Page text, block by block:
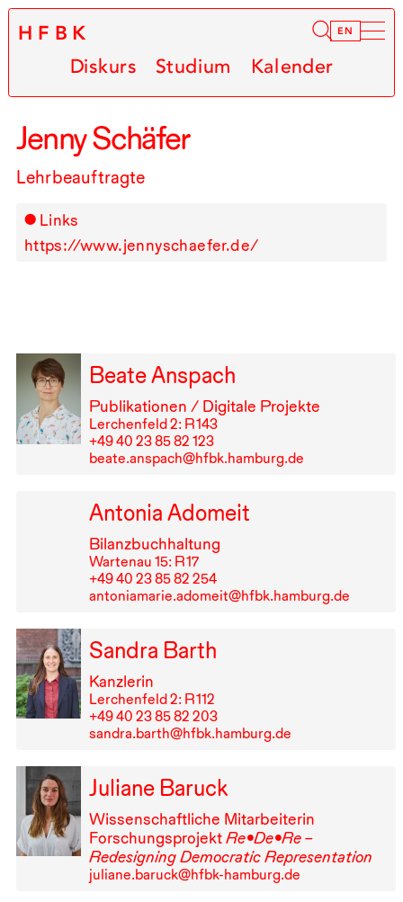
HFBK EN
Diskurs Studium Kalender
Jenny Schäfer
Lehrbeauftragte
Links
https://www.jennyschaefer.de/
Beate Anspach
Publikationen / Digitale Projekte
Lerchenfeld 2: R⁠ ⁠143
+49⁠ ⁠40⁠ ⁠23⁠ ⁠85⁠ ⁠82⁠ ⁠123
beate.anspach@hfbk.hamburg.de
Antonia Adomeit
Bilanzbuchhaltung
Wartenau 15: R⁠ ⁠17
+49⁠ ⁠40⁠ ⁠23⁠ ⁠85⁠ ⁠82⁠ ⁠254
antoniamarie.adomeit@hfbk.hamburg.de
Sandra Barth
Kanzlerin
Lerchenfeld 2: R⁠ ⁠112
+49⁠ ⁠40⁠ ⁠23⁠ ⁠85⁠ ⁠82⁠ ⁠203
sandra.barth@hfbk.hamburg.de
Juliane Baruck
Wissenschaftliche Mitarbeiterin
ForschungsprojektRe•De•Re –
Redesigning Democratic Representation
juliane.baruck@hfbk-hamburg.de